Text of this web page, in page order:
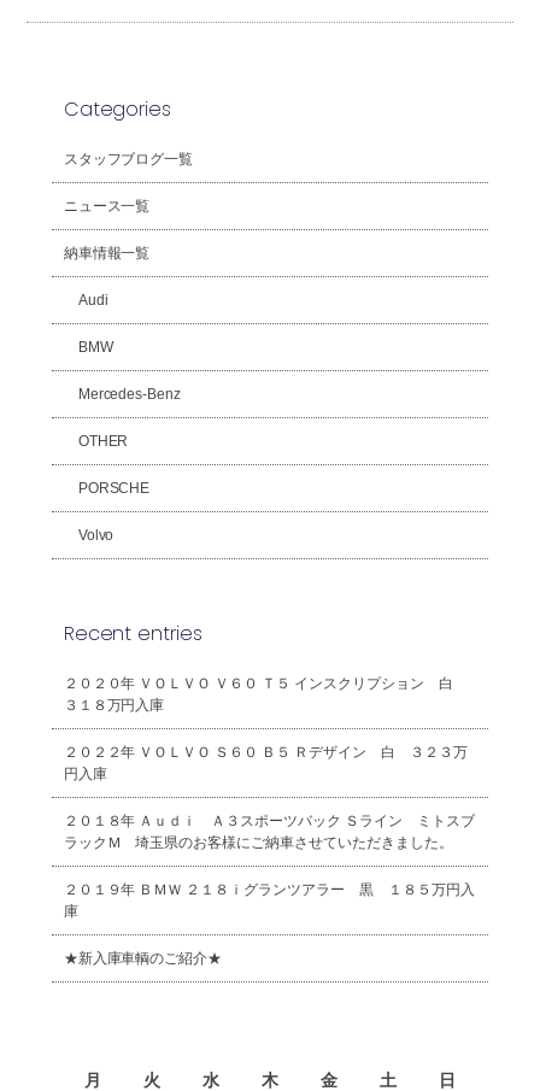
Categories
スタッフブログ一覧
ニュース一覧
納車情報一覧
Audi
BMW
Mercedes-Benz
OTHER
PORSCHE
Volvo
Recent entries
２０２０年 ＶＯＬＶＯ Ｖ６０ Ｔ５ インスクリプション 白
３１８万円入庫
２０２２年 ＶＯＬＶＯ Ｓ６０ Ｂ５ Ｒデザイン 白 ３２３万
円入庫
２０１８年 Ａｕｄｉ Ａ３スポーツバック Ｓライン ミトスブ
ラックＭ 埼玉県のお客様にご納車させていただきました。
２０１９年 ＢＭＷ ２１８ｉグランツアラー 黒 １８５万円入
庫
★新入庫車輌のご紹介★
月 火 水 木 金 土 日